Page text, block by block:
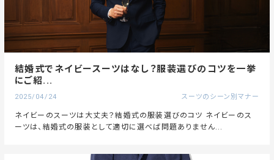
結婚式でネイビースーツはなし？服装選びのコツを一挙
にご紹...
2025/04/24 スーツのシーン別マナー
ネイビーのスーツは大丈夫？結婚式の服装選びのコツ ネイビーのス
ーツは、結婚式の服装として適切に選べば問題ありません...